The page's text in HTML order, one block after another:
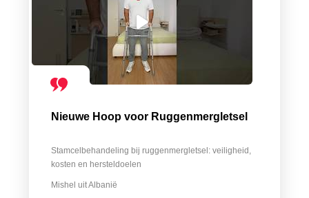
Nieuwe Hoop voor Ruggenmergletsel
Stamcelbehandeling bij ruggenmergletsel: veiligheid,
kosten en hersteldoelen
Mishel uit Albanië